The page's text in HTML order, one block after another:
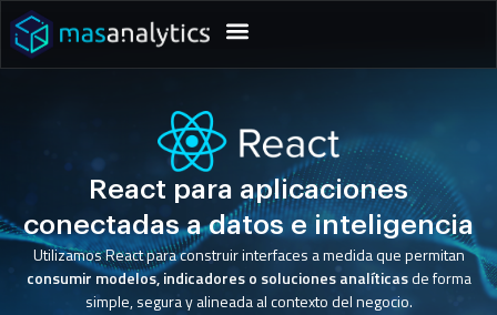
React para aplicaciones
conectadas a datos e inteligencia
Utilizamos React para construir interfaces a medida que permitan
consumir modelos, indicadores o soluciones analíticasde forma
simple, segura y alineada al contexto del negocio.